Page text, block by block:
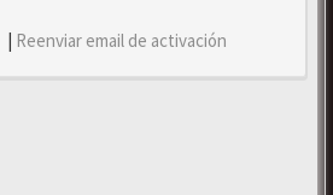
| Reenviar email de activación